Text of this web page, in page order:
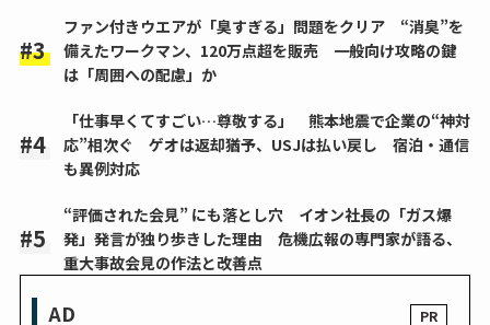
ファン付きウエアが「臭すぎる」問題をクリア “消臭”を
備えたワークマン、120万点超を販売 一般向け攻略の鍵
は「周囲への配慮」か
「仕事早くてすごい…尊敬する」 熊本地震で企業の“神対
応”相次ぐ ゲオは返却猶予、USJは払い戻し 宿泊・通信
も異例対応
“評価された会見” にも落とし穴 イオン社長の「ガス爆
発」発言が独り歩きした理由 危機広報の専門家が語る、
重大事故会見の作法と改善点
AD